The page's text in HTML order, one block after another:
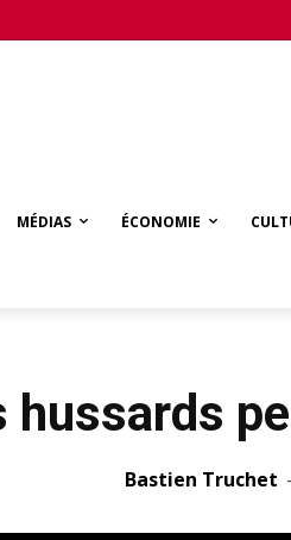
MÉDIAS ÉCONOMIE
hussards
Bastien Truchet -